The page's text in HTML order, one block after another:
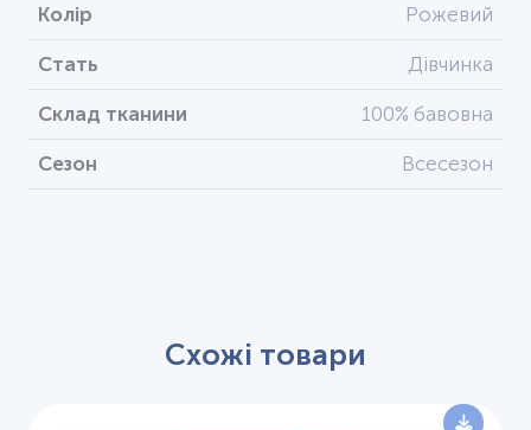
Колір Рожевий
Стать Дівчинка
Склад тканини 100% бавовна
Сезон Всесезон
Схожі товари